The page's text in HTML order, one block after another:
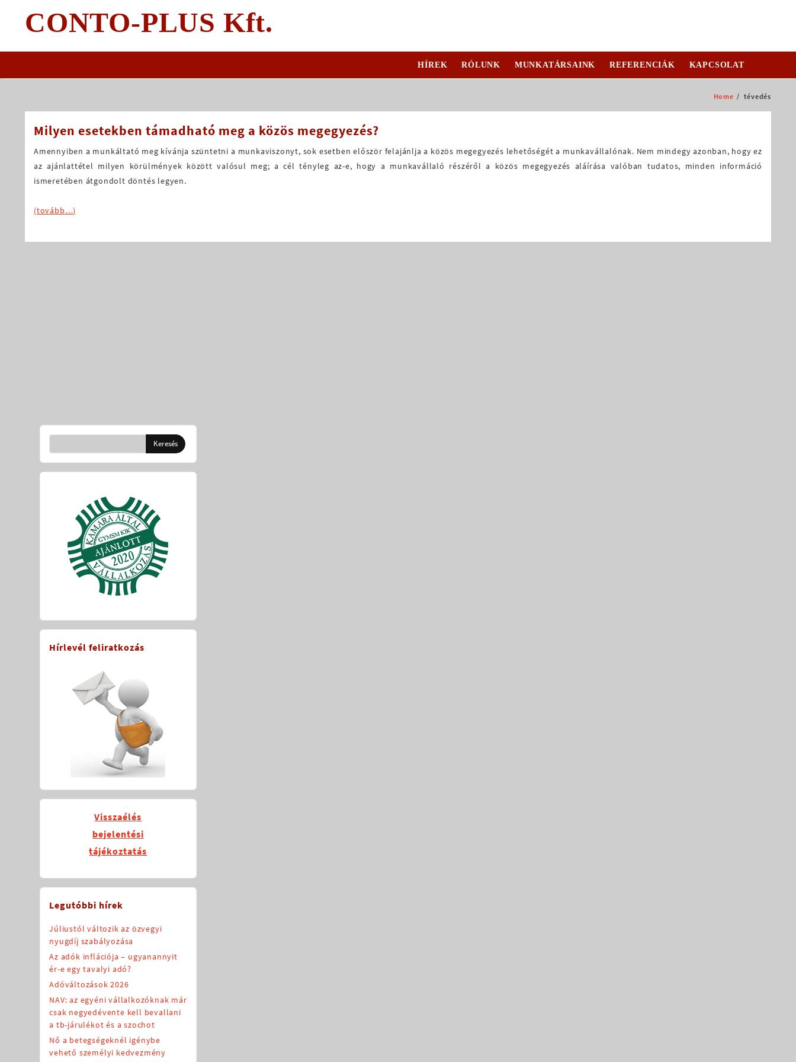
contentCONTO-PLUS Kft.
HÍREK RÓLUNK MUNKATÁRSAINK REFERENCIÁK KAPCSOLAT
Home tévedés
Milyen esetekben támadható meg a közös megegyezés?
Amennyiben a munkáltató meg kívánja szüntetni a munkaviszonyt, sok esetben először felajánlja a közös megegyezés lehetőségét a munkavállalónak. Nem mindegy azonban, hogy ez
az ajánlattétel milyen körülmények között valósul meg; a cél tényleg az-e, hogy a munkavállaló részéről a közös megegyezés aláírása valóban tudatos, minden információ
ismeretében átgondolt döntés legyen.
(tovább…)
Hírlevél feliratkozás
Visszaélés
bejelentési
tájékoztatás
Legutóbbi hírek
Júliustól változik az özvegyi
nyugdíj szabályozása
Az adók inflációja – ugyanannyit
ér-e egy tavalyi adó?
Adóváltozások 2026
NAV: az egyéni vállalkozóknak már
csak negyedévente kell bevallani
a tb-járulékot és a szochot
Nő a betegségeknél igénybe
vehető személyi kedvezmény